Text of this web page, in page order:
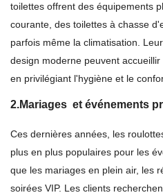
toilettes offrent des équipements
courante, des toilettes à chasse
parfois même la climatisation.
design moderne peuvent
en privilégiant l'hygiène et le
2.Mariages et événements
Ces dernières années, les
plus en plus populaires pour les
que les mariages en plein air, les
soirées VIP. Les clients